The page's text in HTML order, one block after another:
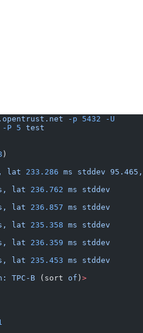
-p 5432 -U
-P 5 test
)
lat 233.286 ms stddev 95.465,
lat 236.762 ms stddev
lat 236.857 ms stddev
lat 235.358 ms stddev
lat 236.359 ms stddev
lat 235.453 ms stddev
TPC-B (sort of ) >